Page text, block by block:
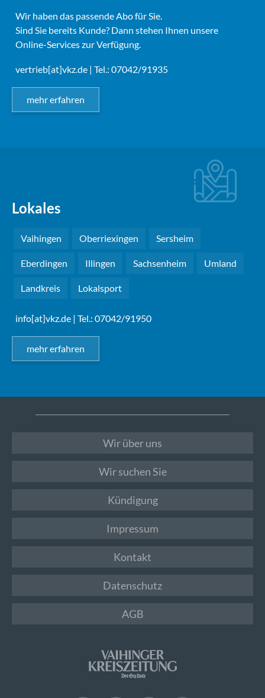
Wir haben das passende Abo für Sie.
Sind Sie bereits Kunde? Dann stehen Ihnen unsere
Online-Services zur Verfügung.
vertrieb[at]vkz.de | Tel.: 07042/91935
mehr erfahren
Lokales
Vaihingen Oberriexingen Sersheim
Eberdingen Illingen Sachsenheim Umland
Landkreis Lokalsport
info[at]vkz.de | Tel.: 07042/91950
mehr erfahren
Wir über uns
Wir suchen Sie
Kündigung
Impressum
Kontakt
Datenschutz
AGB